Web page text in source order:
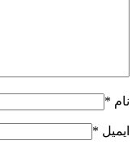
نام *
ایمیل *